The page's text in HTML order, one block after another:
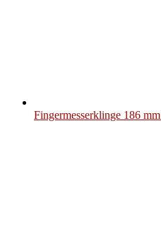
Fingermesserklinge 186 mm